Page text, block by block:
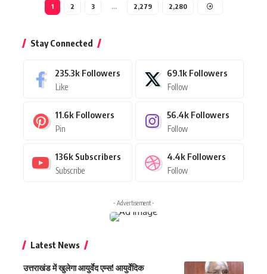
1 2 3 … 2,279 2,280
Stay Connected
235.3k Followers
Like
69.1k Followers
Follow
11.6k Followers
Pin
56.4k Followers
Follow
136k Subscribers
Subscribe
4.4k Followers
Follow
- Advertisement -
Latest News
उत्तराखंड में खुलेगा आयुर्वेद एम्स! आयुर्वेदिक